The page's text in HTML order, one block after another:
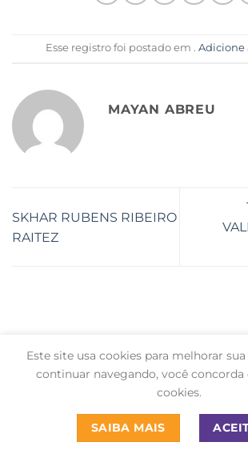
Esse registro foi postado em . Adicione
MAYAN ABREU
SKHAR RUBENS RIBEIRO
RAITEZ
Copyright 2026 ©Dr. Central.
reservados.
Este site usa cookies para melhorar
continuar navegando, você concorda
cookies.
SAIBA MAIS